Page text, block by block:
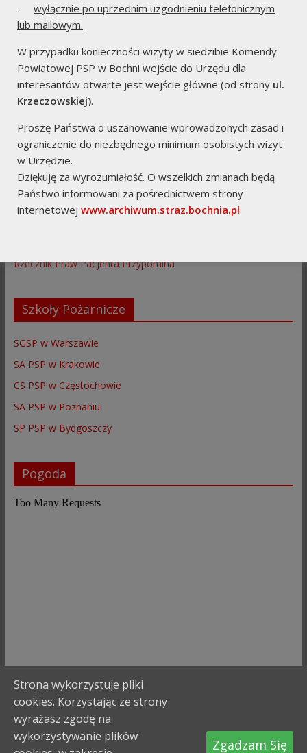
Partnerzy
Saarlouis – Ochotnicza Straz
Przydatne
EPUAP
BIP KP PSP Bochnia
Numer Alarmowy 112
ZOP ZOSP RP w Bochni
Platforma Szkoleniowa PSP
Rzecznik Praw Pacjenta Przypomina
Szkoły Pożarnicze
SGSP w Warszawie
SA PSP w Krakowie
CS PSP w Częstochowie
SA PSP w Poznaniu
SP PSP w Bydgoszczy
Pogoda
Prawa autorskie © 2026Komenda Powiatowa Państwowej
Straży Pożarnej w Bochni
. Wszystkie prawa zastrzeżone.
– wyłącznie po uprzednim uzgodnieniu telefonicznym
lub mailowym.
W przypadku konieczności wizyty w siedzibie Komendy
Powiatowej PSP w Bochni wejście do Urzędu dla
interesantów otwarte jest wejście główne (od strony ul.
Krzeczowskiej).
Proszę Państwa o uszanowanie wprowadzonych zasad i
ograniczenie do niezbędnego minimum osobistych wizyt
w Urzędzie.
Dziękuję za wyrozumiałość. O wszelkich zmianach będą
Państwo informowani za pośrednictwem strony
internetowej www.archiwum.straz.bochnia.pl
Strona wykorzystuje pliki
cookies. Korzystając ze strony
wyrażasz zgodę na
wykorzystywanie plików
Zgadzam Się